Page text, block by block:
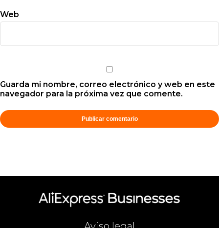
Web
Guarda mi nombre, correo electrónico y web en este
navegador para la próxima vez que comente.